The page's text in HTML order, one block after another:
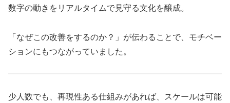
数字の動きをリアルタイムで見守る文化を醸成。
「なぜこの改善をするのか？」が伝わることで、モチベー
ションにもつながっていました。
少人数でも、再現性ある仕組みがあれば、スケールは可能